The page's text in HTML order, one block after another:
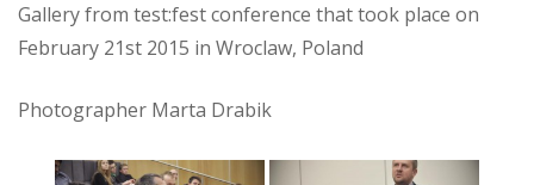
Gallery from test:fest conference that took place on
February 21st 2015 in Wroclaw, Poland
Photographer Marta Drabik